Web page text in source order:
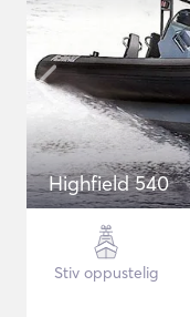
Highfield 540
Stiv oppustelig